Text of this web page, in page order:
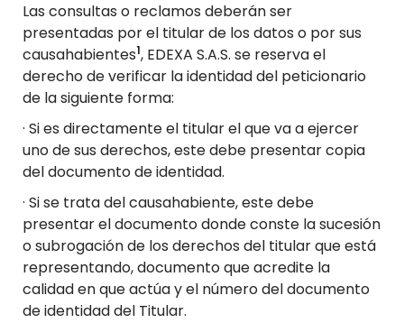
Las consultas o reclamos deberán ser
presentadas por el titular de los datos o por sus
causahabientes1, EDEXA S.A.S. se reserva el
derecho de verificar la identidad del peticionario
de la siguiente forma:
· Si es directamente el titular el que va a ejercer
uno de sus derechos, este debe presentar copia
del documento de identidad.
· Si se trata del causahabiente, este debe
presentar el documento donde conste la sucesión
o subrogación de los derechos del titular que está
representando, documento que acredite la
calidad en que actúa y el número del documento
de identidad del Titular.